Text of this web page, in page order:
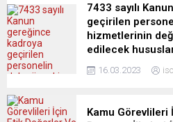
7433 sayılı
geçirilen
hizmetlerinin
edilecek
16.03.2023
Kamu Görevlileri